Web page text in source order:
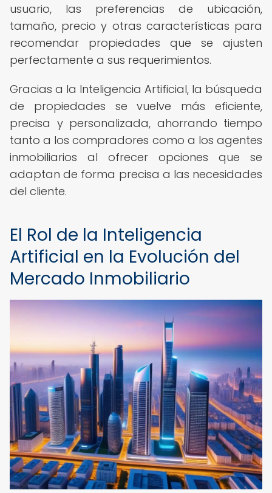
usuario, las preferencias de ubicación,
tamaño, precio y otras características para
recomendar propiedades que se ajusten
perfectamente a sus requerimientos.
Gracias a la Inteligencia Artificial, la búsqueda
de propiedades se vuelve más eficiente,
precisa y personalizada, ahorrando tiempo
tanto a los compradores como a los agentes
inmobiliarios al ofrecer opciones que se
adaptan de forma precisa a las necesidades
del cliente.
El Rol de la Inteligencia
Artificial en la Evolución del
Mercado Inmobiliario